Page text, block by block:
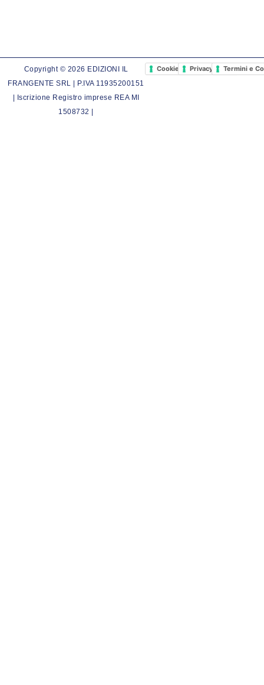
Copyright © 2026 EDIZIONI IL
FRANGENTE SRL | P.IVA 11935200151
| Iscrizione Registro imprese REA MI
1508732 |
Cookie PolicyPrivacy PolicyTermini e